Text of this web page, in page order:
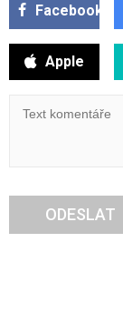
Facebook
Apple
ODESLAT